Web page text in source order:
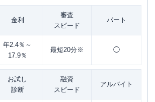
金利
審査
スピード
パート
年2.4％～
17.9％
最短20分※ ◯
お試し
診断
融資
スピード
アルバイト